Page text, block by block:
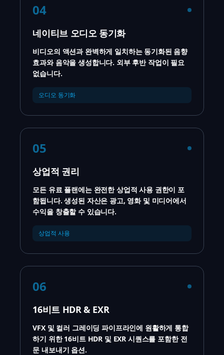
04
네이티브 오디오 동기화
비디오의 액션과 완벽하게 일치하는 동기화된 음향
효과와 음악을 생성합니다. 외부 후반 작업이 필요
없습니다.
오디오 동기화
05
상업적 권리
모든 유료 플랜에는 완전한 상업적 사용 권한이 포
함됩니다. 생성된 자산은 광고, 영화 및 미디어에서
수익을 창출할 수 있습니다.
상업적 사용
06
16비트 HDR & EXR
VFX 및 컬러 그레이딩 파이프라인에 원활하게 통합
하기 위한 16비트 HDR 및 EXR 시퀀스를 포함한 전
문 내보내기 옵션.